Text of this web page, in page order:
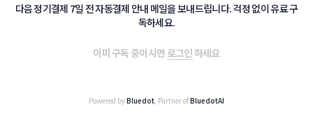
다음 정기결제 7일 전 자동결제 안내 메일을 보내드립니다. 걱정 없이 유료 구
독하세요.
이미 구독 중이시면 로그인하세요
Powered byBluedot , Partner ofBluedotAI